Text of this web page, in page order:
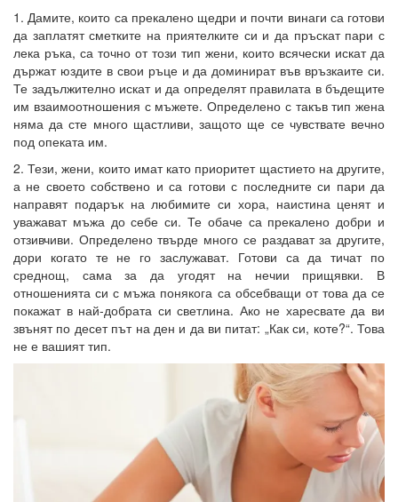
1. Дамите, които са прекалено щедри и почти винаги са готови
да заплатят сметките на приятелките си и да пръскат пари с
лека ръка, са точно от този тип жени, които всячески искат да
държат юздите в свои ръце и да доминират във връзкаите си.
Те задължително искат и да определят правилата в бъдещите
им взаимоотношения с мъжете. Определено с такъв тип жена
няма да сте много щастливи, защото ще се чувствате вечно
под опеката им.
2. Тези, жени, които имат като приоритет щастието на другите,
а не своето собствено и са готови с последните си пари да
направят подарък на любимите си хора, наистина ценят и
уважават мъжа до себе си. Те обаче са прекалено добри и
отзивчиви. Определено твърде много се раздават за другите,
дори когато те не го заслужават. Готови са да тичат по
среднощ, сама за да угодят на нечии прищявки. В
отношенията си с мъжа понякога са обсебващи от това да се
покажат в най-добрата си светлина. Ако не харесвате да ви
звънят по десет път на ден и да ви питат: „Как си, коте?“. Това
не е вашият тип.